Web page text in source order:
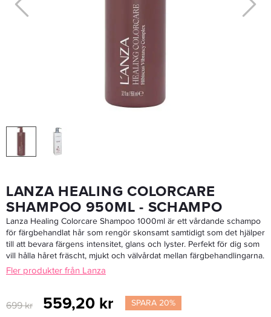
Davines NOUNOU Fast Conditioner 250ml - Balsam
389 kr 311,20 kr
LÄGG I VARUKORGEN
LANZA HEALING COLORCARE
SHAMPOO 950ML - SCHAMPO
Lanza Healing Colorcare Shampoo 1000ml är ett vårdande schampo
för färgbehandlat hår som rengör skonsamt samtidigt som det hjälper
till att bevara färgens intensitet, glans och lyster. Perfekt för dig som
vill hålla håret fräscht, mjukt och välvårdat mellan färgbehandlingarna.
Fler produkter från Lanza
699 kr 559,20 kr SPARA 20%